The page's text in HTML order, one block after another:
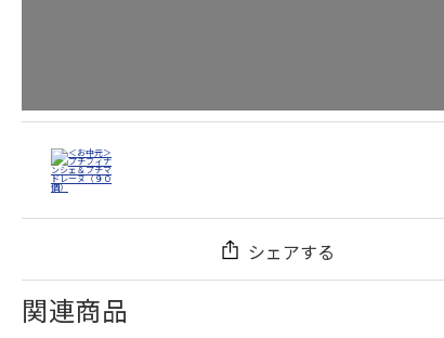
シェアする
関連商品